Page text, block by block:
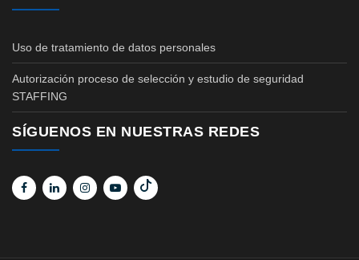
Uso de tratamiento de datos personales
Autorización proceso de selección y estudio de seguridad
STAFFING
SÍGUENOS EN NUESTRAS REDES